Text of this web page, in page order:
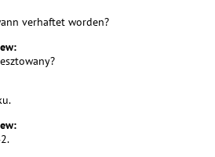
verhaftet worden?